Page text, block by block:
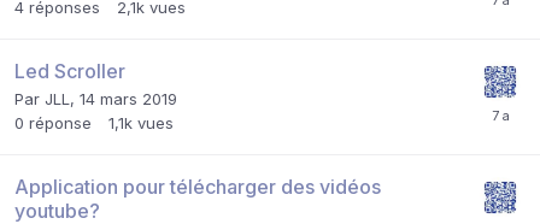
4 réponses 2,1k vues
Led Scroller
Par JLL , 14 mars 2019
0 réponse 1,1k vues
Application pour télécharger des vidéos
youtube?